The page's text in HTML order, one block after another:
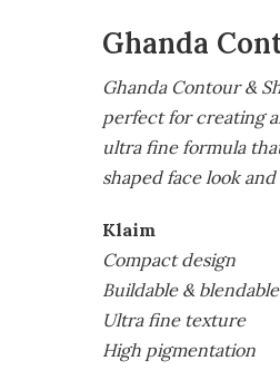
Ghanda
Ghanda Contour &
perfect for creating
ultra fine formula
shaped face look
Klaim
Compact design
Buildable & blendable
Ultra fine texture
High pigmentation